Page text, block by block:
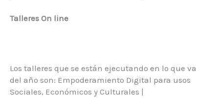
Talleres On line
Los talleres que se están ejecutando en lo que va
del año son: Empoderamiento Digital para usos
Sociales, Económicos y Culturales |